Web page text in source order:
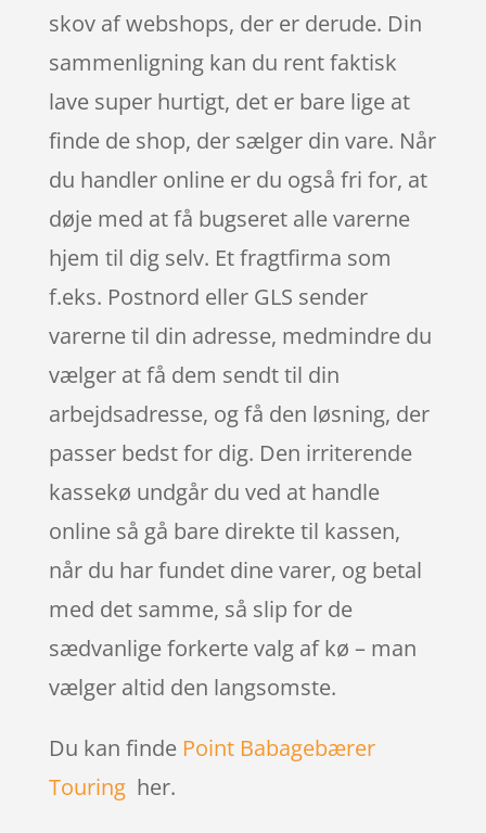
skov af webshops, der er derude. Din
sammenligning kan du rent faktisk
lave super hurtigt, det er bare lige at
finde de shop, der sælger din vare. Når
du handler online er du også fri for, at
døje med at få bugseret alle varerne
hjem til dig selv. Et fragtfirma som
f.eks. Postnord eller GLS sender
varerne til din adresse, medmindre du
vælger at få dem sendt til din
arbejdsadresse, og få den løsning, der
passer bedst for dig. Den irriterende
kassekø undgår du ved at handle
online så gå bare direkte til kassen,
når du har fundet dine varer, og betal
med det samme, så slip for de
sædvanlige forkerte valg af kø – man
vælger altid den langsomste.
Du kan finde Point Babagebærer
Touringher.